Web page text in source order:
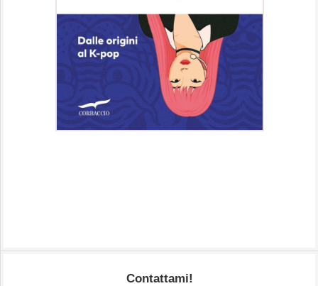
Contattami!